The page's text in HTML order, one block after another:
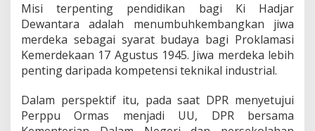
Misi terpenting pendidikan bagi Ki Hadjar
Dewantara adalah menumbuhkembangkan jiwa
merdeka sebagai syarat budaya bagi Proklamasi
Kemerdekaan 17 Agustus 1945. Jiwa merdeka lebih
penting daripada kompetensi teknikal industrial.
Dalam perspektif itu, pada saat DPR menyetujui
Perppu Ormas menjadi UU, DPR bersama